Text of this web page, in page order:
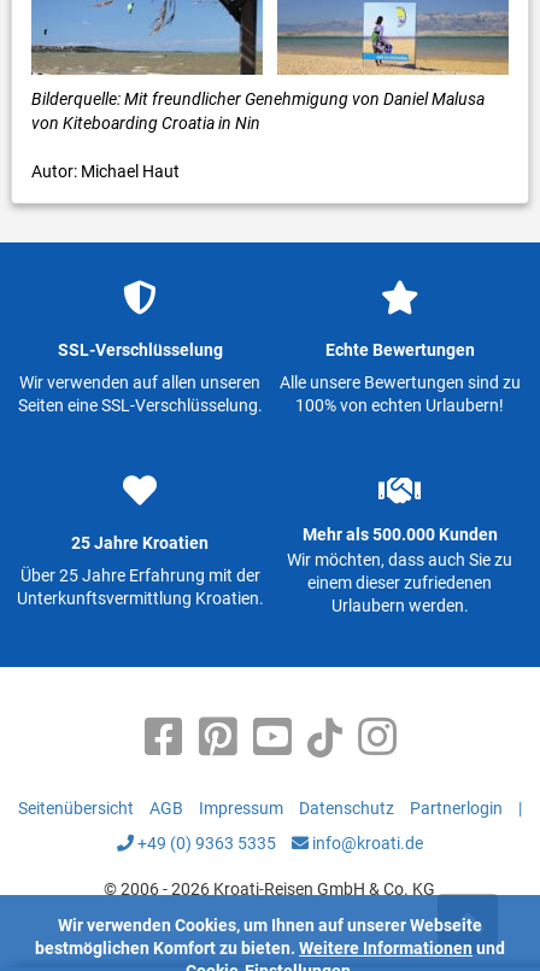
Bilderquelle: Mit freundlicher Genehmigung von Daniel Malusa
von Kiteboarding Croatia in Nin
Autor: Michael Haut
SSL-Verschlüsselung
Wir verwenden auf allen unseren
Seiten eine SSL-Verschlüsselung.
Echte Bewertungen
Alle unsere Bewertungen sind zu
100% von echten Urlaubern!
25 Jahre Kroatien
Über 25 Jahre Erfahrung mit der
Unterkunftsvermittlung Kroatien.
Mehr als 500.000 Kunden
Wir möchten, dass auch Sie zu
einem dieser zufriedenen
Urlaubern werden.
Seitenübersicht AGB Impressum Datenschutz Partnerlogin
|
+49 (0) 9363 5335
info@kroati.de
© 2006 - 2026 Kroati-Reisen GmbH & Co. KG
Wir verwenden Cookies, um Ihnen auf unserer Webseite
bestmöglichen Komfort zu bieten. Weitere Informationen und